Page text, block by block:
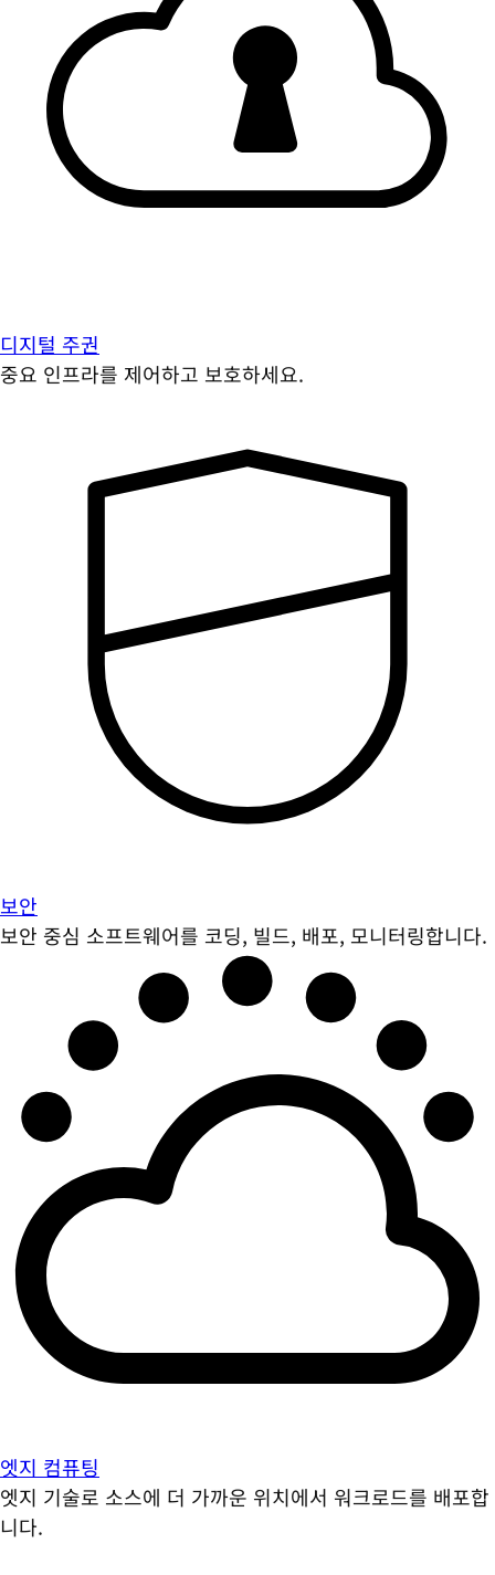
디지털 주권
중요 인프라를 제어하고 보호하세요.
보안
보안 중심 소프트웨어를 코딩, 빌드, 배포, 모니터링합니다.
엣지 컴퓨팅
엣지 기술로 소스에 더 가까운 위치에서 워크로드를 배포합
니다.